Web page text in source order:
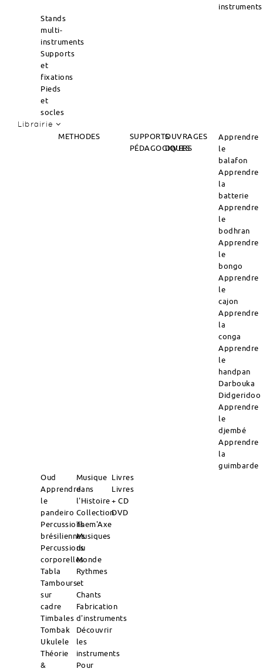
instruments
Stands
multi-
instruments
Supports
et
fixations
Pieds
et
socles
Librairie
METHODES
SUPPORTS
PÉDAGOGIQUES
OUVRAGES
DIVERS
Apprendre
le
balafon
Apprendre
la
batterie
Apprendre
le
bodhran
Apprendre
le
bongo
Apprendre
le
cajon
Apprendre
la
conga
Apprendre
le
handpan
Darbouka
Didgeridoo
Apprendre
le
djembé
Apprendre
la
guimbarde
Oud
Apprendre
le
pandeiro
Percussions
brésiliennes
Percussions
corporelles
Tabla
Tambours
sur
cadre
Timbales
Tombak
Ukulele
Théorie
&
Musique
dans
l'Histoire
Collection
Them'Axe
Musiques
du
Monde
Rythmes
et
Chants
Fabrication
d'instruments
Découvrir
les
instruments
Pour
Livres
Livres
+ CD
DVD